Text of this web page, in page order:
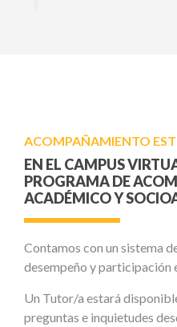
ACOMPAÑAMIENTO
EN EL CAMPUS
PROGRAMA DE
ACADÉMICO Y
Contamos con un sistema
desempeño y participación
Un Tutor/a estará
preguntas e inquietudes